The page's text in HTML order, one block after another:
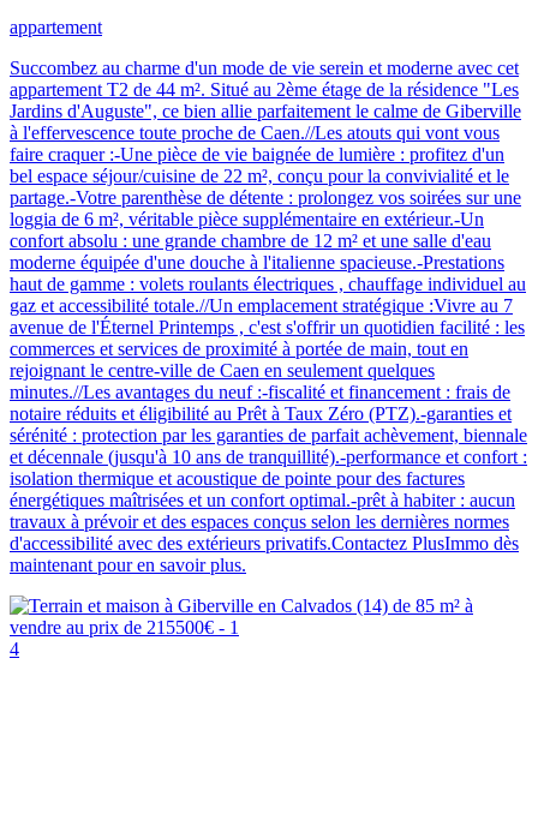
appartement
Succombez au charme d'un mode de vie serein et moderne avec cet
appartement T2 de 44 m². Situé au 2ème étage de la résidence "Les
Jardins d'Auguste", ce bien allie parfaitement le calme de Giberville
à l'effervescence toute proche de Caen.//Les atouts qui vont vous
faire craquer :-Une pièce de vie baignée de lumière : profitez d'un
bel espace séjour/cuisine de 22 m², conçu pour la convivialité et le
partage.-Votre parenthèse de détente : prolongez vos soirées sur une
loggia de 6 m², véritable pièce supplémentaire en extérieur.-Un
confort absolu : une grande chambre de 12 m² et une salle d'eau
moderne équipée d'une douche à l'italienne spacieuse.-Prestations
haut de gamme : volets roulants électriques , chauffage individuel au
gaz et accessibilité totale.//Un emplacement stratégique :Vivre au 7
avenue de l'Éternel Printemps , c'est s'offrir un quotidien facilité : les
commerces et services de proximité à portée de main, tout en
rejoignant le centre-ville de Caen en seulement quelques
minutes.//Les avantages du neuf :-fiscalité et financement : frais de
notaire réduits et éligibilité au Prêt à Taux Zéro (PTZ).-garanties et
sérénité : protection par les garanties de parfait achèvement, biennale
et décennale (jusqu'à 10 ans de tranquillité).-performance et confort :
isolation thermique et acoustique de pointe pour des factures
énergétiques maîtrisées et un confort optimal.-prêt à habiter : aucun
travaux à prévoir et des espaces conçus selon les dernières normes
d'accessibilité avec des extérieurs privatifs.Contactez PlusImmo dès
maintenant pour en savoir plus.
4